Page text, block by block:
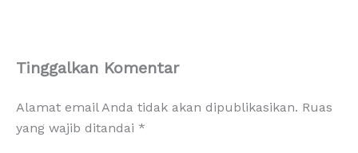
Tinggalkan Komentar
Alamat email Anda tidak akan dipublikasikan. Ruas
yang wajib ditandai *